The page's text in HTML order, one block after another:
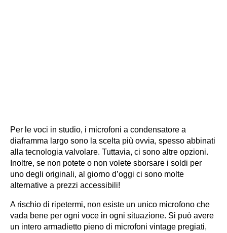
Per le voci in studio, i microfoni a condensatore a
diaframma largo sono la scelta più ovvia, spesso abbinati
alla tecnologia valvolare. Tuttavia, ci sono altre opzioni.
Inoltre, se non potete o non volete sborsare i soldi per
uno degli originali, al giorno d’oggi ci sono molte
alternative a prezzi accessibili!
A rischio di ripetermi, non esiste un unico microfono che
vada bene per ogni voce in ogni situazione. Si può avere
un intero armadietto pieno di microfoni vintage pregiati,